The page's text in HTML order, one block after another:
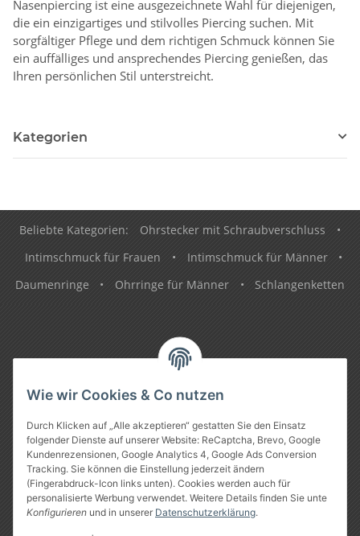
Wie wir Cookies & Co nutzen
Durch Klicken auf „Alle akzeptieren“ gestatten Sie den Einsatz
folgender Dienste auf unserer Website: ReCaptcha, Brevo, Google
Kundenrezensionen, Google Analytics 4, Google Ads Conversion
Tracking. Sie können die Einstellung jederzeit ändern
(Fingerabdruck-Icon links unten). Cookies werden auch für
personalisierte Werbung verwendet. Weitere Details finden Sie unte
Konfigurieren und in unserer Datenschutzerklärung.
Nasenpiercing ist eine ausgezeichnete Wahl für diejenigen,
die ein einzigartiges und stilvolles Piercing suchen. Mit
sorgfältiger Pflege und dem richtigen Schmuck können Sie
ein auffälliges und ansprechendes Piercing genießen, das
Ihren persönlichen Stil unterstreicht.
Kategorien
Beliebte Kategorien: Ohrstecker mit Schraubverschluss
•
Intimschmuck für Frauen
• Intimschmuck für Männer
•
Daumenringe
• Ohrringe für Männer • Schlangenketten
Informationen